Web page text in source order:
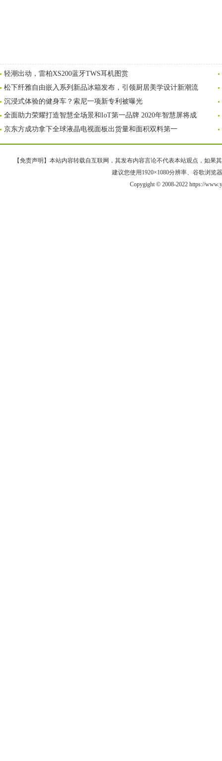
轻潮出动，雷柏XS200蓝牙TWS耳机图赏
松下纤雅自由嵌入系列新品冰箱发布，引领厨居美学设计新潮流
沉浸式体验的健身车？索尼一项新专利被曝光
全面助力荣耀打造智慧全场景和IoT第一品牌 2020年智慧屏将成
京东方成功拿下全球液晶电视面板出货量和面积双料第一
【免责声明】本站内容转载自互联网，其发布内容言论不代表本站观点，如果
建议您使用1920×1080分辨率、谷歌浏览
Copygight © 2008-2022 https://